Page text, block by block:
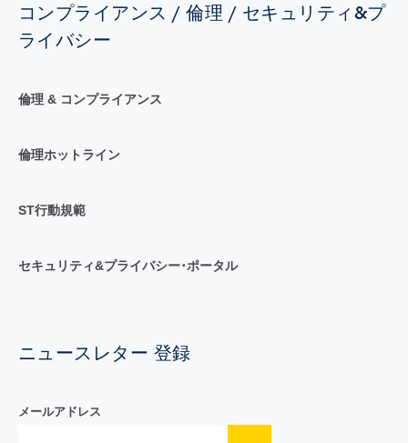
コンプライアンス / 倫理 / セキュリティ&プ
ライバシー
倫理 & コンプライアンス
倫理ホットライン
ST行動規範
セキュリティ&プライバシー･ポータル
ニュースレター 登録
メールアドレス